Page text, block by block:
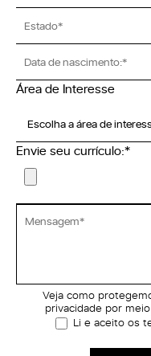
Relatório
Área de Interesse
Envie seu currículo:*
Veja como
privacidade por
Li e aceito os